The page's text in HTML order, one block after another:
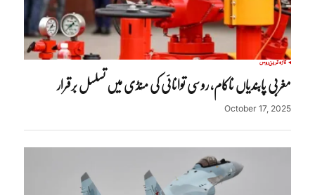
تازہ ترینروس
مغربی پابندیاں ناکام، روسی توانائی کی منڈی میں تسلسل برقرار
October 17, 2025